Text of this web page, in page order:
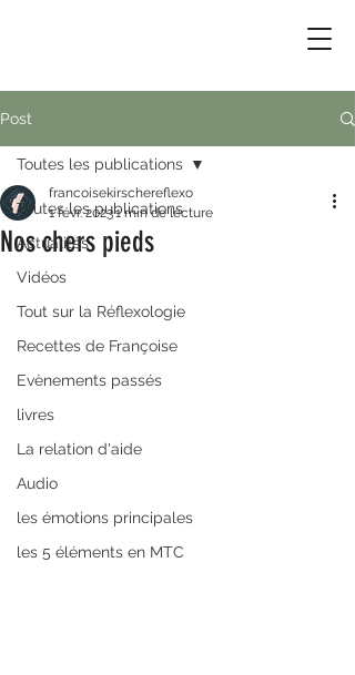
Post
Toutes les publications
Actualités
Vidéos
Tout sur la Réflexologie
Recettes de Françoise
Evènements passés
livres
La relation d'aide
Audio
les émotions principales
les 5 éléments en MTC
Toutes les publications
Nos chers pieds
francoisekirschereflexo
1 févr. 20231 min de lecture